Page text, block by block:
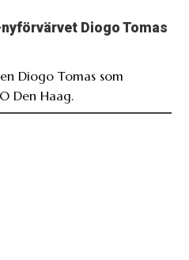
nyförvärvet Diogo Tomas
Diogo Tomas som
Den Haag.